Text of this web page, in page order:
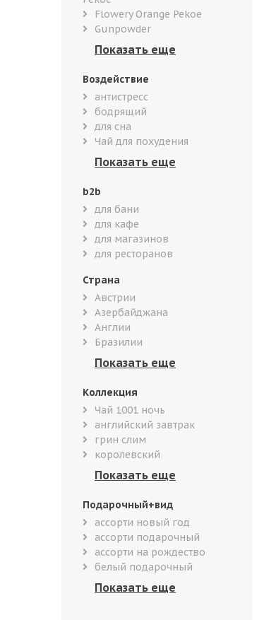
Flowery Orange Pekoe
Gunpowder
Воздействие
антистресс
бодрящий
для сна
Чай для похудения
b2b
для бани
для кафе
для магазинов
для ресторанов
Страна
Австрии
Азербайджана
Англии
Бразилии
Коллекция
Чай 1001 ночь
английский завтрак
грин слим
королевский
Подарочный+вид
ассорти новый год
ассорти подарочный
ассорти на рождество
белый подарочный